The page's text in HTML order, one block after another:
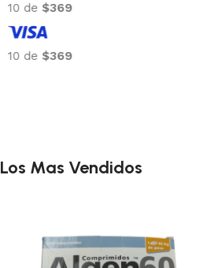
10 de$129
Los Mas Vendidos